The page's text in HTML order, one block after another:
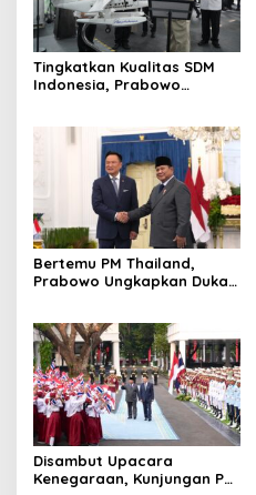
Tingkatkan Kualitas SDM
Indonesia, Prabowo
Terbaik Dunia
Bertemu PM Thailand,
Prabowo Ungkapkan Duka
Raja Thailand
Disambut Upacara
Kenegaraan, Kunjungan PM